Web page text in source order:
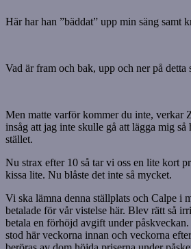
Här har han ”bäddat” upp min säng samt
Vad är fram och bak, upp och ner på detta
Men matte varför kommer du inte, verkar
insåg att jag inte skulle gå att lägga mig
stället.
Nu strax efter 10 så tar vi oss en lite kort
kissa lite. Nu blåste det inte så mycket.
Vi ska lämna denna ställplats och Calpe i
betalade för vår vistelse här. Blev rätt så
betala en förhöjd avgift under
stod här veckorna innan och veckorna